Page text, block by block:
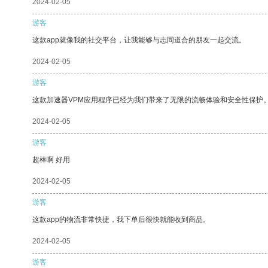
2024-02-05
游客
这款app就像我的社交平台，让我能够与志同道合的朋友一起交流。
2024-02-05
游客
这款加速器VPM应用程序已经为我们带来了无限的流畅体验和安全性保护
2024-02-05
游客
超棒啊 好用
2024-02-05
游客
这款app的物流非常快捷，我下单后很快就能收到商品。
2024-02-05
游客